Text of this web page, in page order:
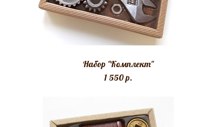
Набор "Комплект"
1 550 p.